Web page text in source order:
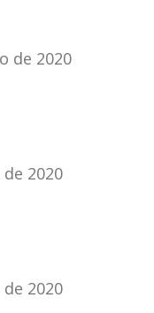
de 2020
2020
2020